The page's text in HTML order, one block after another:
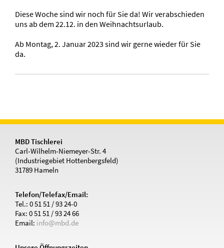
Diese Woche sind wir noch für Sie da! Wir verabschieden
uns ab dem 22.12. in den Weihnachtsurlaub.
Ab Montag, 2. Januar 2023 sind wir gerne wieder für Sie
da.
MBD Tischlerei
Carl-Wilhelm-Niemeyer-Str. 4
(Industriegebiet Hottenbergsfeld)
31789 Hameln
Telefon/Telefax/Email:
Tel.: 0 51 51 / 93 24-0
Fax: 0 51 51 / 93 24 66
Email: info@mbd.de